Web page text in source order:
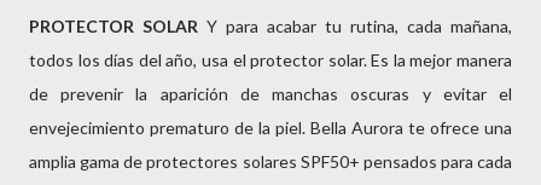
PROTECTOR SOLAR Y para acabar tu rutina, cada mañana,
todos los días del año, usa el protector solar. Es la mejor manera
de prevenir la aparición de manchas oscuras y evitar el
envejecimiento prematuro de la piel. Bella Aurora te ofrece una
amplia gama de protectores solares SPF50+ pensados para cada